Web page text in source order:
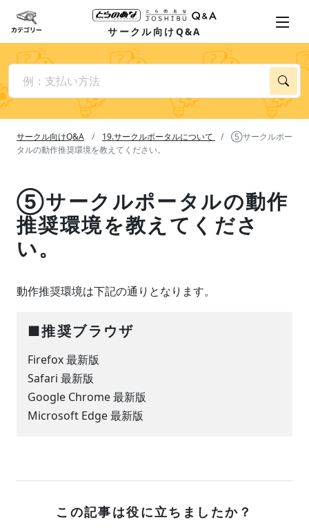
サークル向けQ&A
サークル向けQ&A 19.サークルポータルについて
⑤サークルポー
タルの動作推奨環境を教えてください。
⑤サークルポータルの動作
推奨環境を教えてくださ
い。
動作推奨環境は下記の通りとなります。
■推奨ブラウザ
Firefox 最新版
Safari 最新版
Google Chrome 最新版
Microsoft Edge 最新版
この記事は役に立ちましたか？